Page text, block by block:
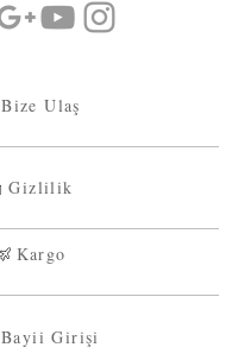
Bize Ulaş
Gizlilik
Kargo
Bayii Girişi